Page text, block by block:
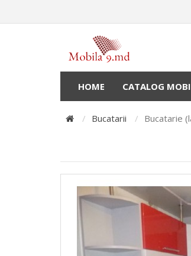
HOME CATALOG
Bucatarii Bucatarie